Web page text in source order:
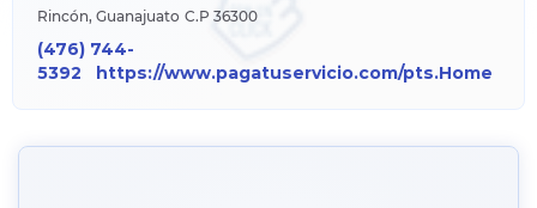
Rincón, Guanajuato C.P 36300
(476) 744-
5392
https://www.pagatuservicio.com/pts.Home